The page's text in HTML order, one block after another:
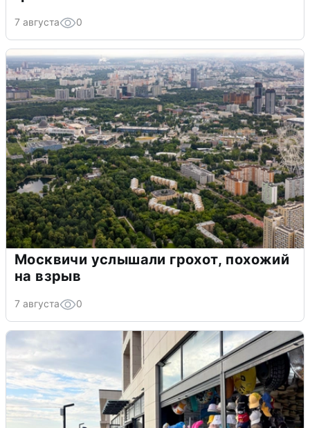
7 августа 0
Москвичи услышали грохот, похожий
на взрыв
7 августа 0